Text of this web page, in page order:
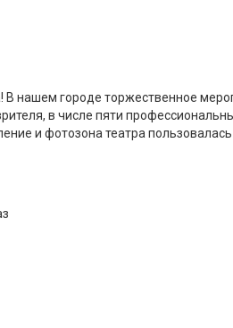
нашем городе торжественное
в числе пяти
и фотозона театра